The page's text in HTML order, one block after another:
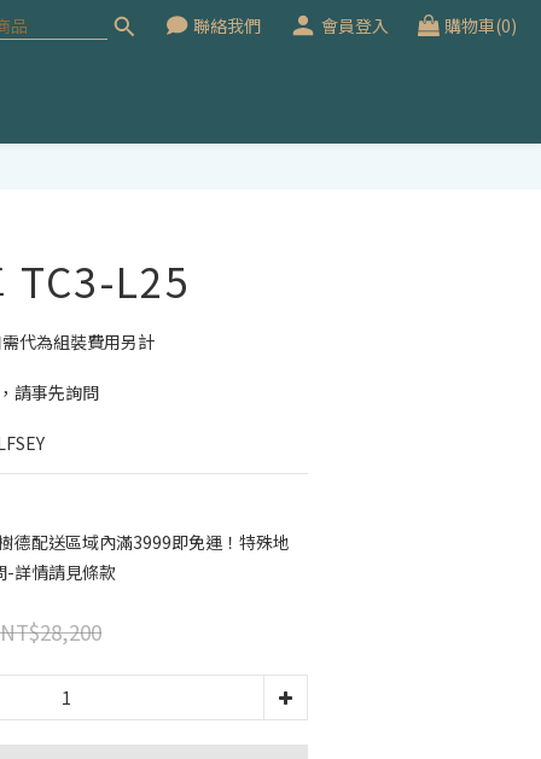
聯絡我們 會員登入 購物車(0)
TC3-L25
代為組裝費用另計
請事先詢問
德配送區域內滿3999即免運！特殊地
-詳情請見條款
NT$28,200